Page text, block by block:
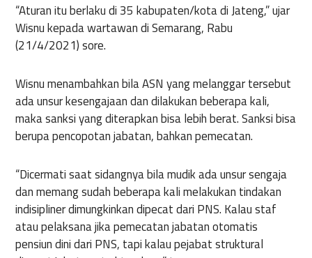
“Aturan itu berlaku di 35 kabupaten/kota di Jateng,” ujar
Wisnu kepada wartawan di Semarang, Rabu
(21/4/2021) sore.
Wisnu menambahkan bila ASN yang melanggar tersebut
ada unsur kesengajaan dan dilakukan beberapa kali,
maka sanksi yang diterapkan bisa lebih berat. Sanksi bisa
berupa pencopotan jabatan, bahkan pemecatan.
“Dicermati saat sidangnya bila mudik ada unsur sengaja
dan memang sudah beberapa kali melakukan tindakan
indisipliner dimungkinkan dipecat dari PNS. Kalau staf
atau pelaksana jika pemecatan jabatan otomatis
pensiun dini dari PNS, tapi kalau pejabat struktural